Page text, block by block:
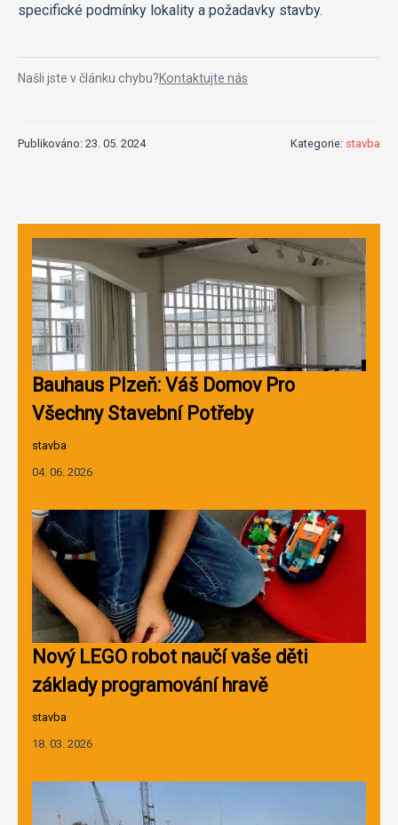
specifické podmínky lokality a požadavky stavby.
Našli jste v článku chybu?Kontaktujte nás
Publikováno: 23. 05. 2024 Kategorie: stavba
Bauhaus Plzeň: Váš Domov Pro
Všechny Stavební Potřeby
stavba
04. 06. 2026
Nový LEGO robot naučí vaše děti
základy programování hravě
stavba
18. 03. 2026